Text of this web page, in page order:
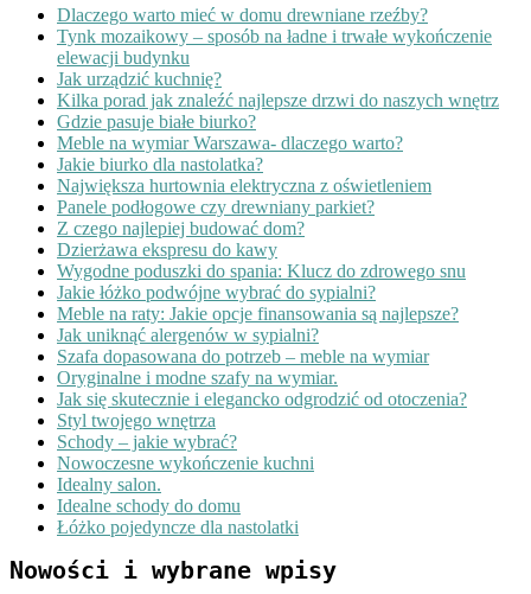
Dlaczego warto mieć w domu drewniane rzeźby?
Tynk mozaikowy – sposób na ładne i trwałe wykończenie
elewacji budynku
Jak urządzić kuchnię?
Kilka porad jak znaleźć najlepsze drzwi do naszych wnętrz
Gdzie pasuje białe biurko?
Meble na wymiar Warszawa- dlaczego warto?
Jakie biurko dla nastolatka?
Największa hurtownia elektryczna z oświetleniem
Panele podłogowe czy drewniany parkiet?
Z czego najlepiej budować dom?
Dzierżawa ekspresu do kawy
Wygodne poduszki do spania: Klucz do zdrowego snu
Jakie łóżko podwójne wybrać do sypialni?
Meble na raty: Jakie opcje finansowania są najlepsze?
Jak uniknąć alergenów w sypialni?
Szafa dopasowana do potrzeb – meble na wymiar
Oryginalne i modne szafy na wymiar.
Jak się skutecznie i elegancko odgrodzić od otoczenia?
Styl twojego wnętrza
Schody – jakie wybrać?
Nowoczesne wykończenie kuchni
Idealny salon.
Idealne schody do domu
Łóżko pojedyncze dla nastolatki
Nowości i wybrane wpisy